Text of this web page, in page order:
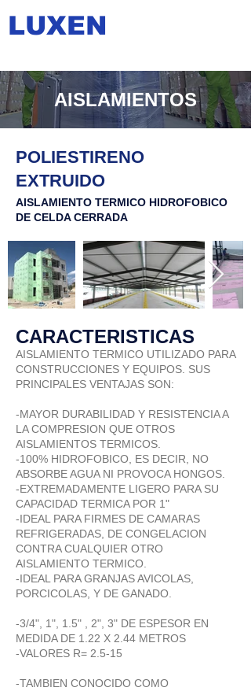
LUXEN
AISLAMIENTOS
POLIESTIRENO
EXTRUIDO
AISLAMIENTO TERMICO HIDROFOBICO
DE CELDA CERRADA
CARACTERISTICAS
AISLAMIENTO TERMICO UTILIZADO PARA
CONSTRUCCIONES Y EQUIPOS. SUS
PRINCIPALES VENTAJAS SON:
-MAYOR DURABILIDAD Y RESISTENCIA A
LA COMPRESION QUE OTROS
AISLAMIENTOS TERMICOS.
-100% HIDROFOBICO, ES DECIR, NO
ABSORBE AGUA NI PROVOCA HONGOS.
-EXTREMADAMENTE LIGERO PARA SU
CAPACIDAD TERMICA POR 1"
-IDEAL PARA FIRMES DE CAMARAS
REFRIGERADAS, DE CONGELACION
CONTRA CUALQUIER OTRO
AISLAMIENTO TERMICO.
-IDEAL PARA GRANJAS AVICOLAS,
PORCICOLAS, Y DE GANADO.
-3/4", 1", 1.5" , 2", 3" DE ESPESOR EN
MEDIDA DE 1.22 X 2.44 METROS
-VALORES R= 2.5-15
-TAMBIEN CONOCIDO COMO